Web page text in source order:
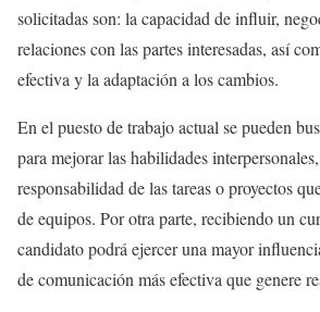
solicitadas son: la capacidad de influir,
relaciones con las partes interesadas, así
efectiva y la adaptación a los cambios.
En el puesto de trabajo actual se pueden
para mejorar las habilidades
responsabilidad de las tareas o proyectos
de equipos. Por otra parte, recibiendo un
candidato podrá ejercer una mayor
de comunicación más efectiva que genere